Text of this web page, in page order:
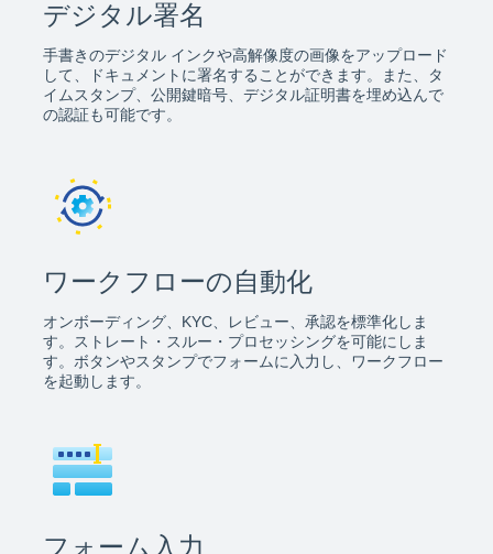
デジタル署名
手書きのデジタル インクや高解像度の画像をアップロード
して、ドキュメントに署名することができます。また、タ
イムスタンプ、公開鍵暗号、デジタル証明書を埋め込んで
の認証も可能です。
ワークフローの自動化
オンボーディング、KYC、レビュー、承認を標準化しま
す。ストレート・スルー・プロセッシングを可能にしま
す。ボタンやスタンプでフォームに入力し、ワークフロー
を起動します。
フォーム入力